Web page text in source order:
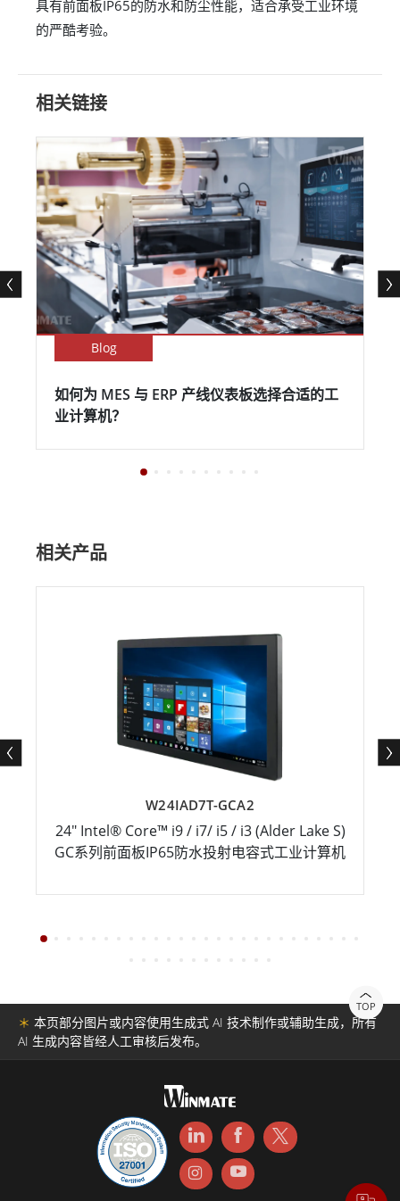
具有前面板IP65的防水和防尘性能，适合承受工业环境
的严酷考验。
相关链接
Blog
如何为 MES 与 ERP 产线仪表板选择合适的工
业计算机？
相关产品
W24IAD7T-GCA2
24" Intel® Core™ i9 / i7/ i5 / i3 (Alder Lake S)
GC系列前面板IP65防水投射电容式工业计算机
TOP
＊ 本页部分图片或内容使用生成式 AI 技术制作或辅助生成，所有
AI 生成内容皆经人工审核后发布。